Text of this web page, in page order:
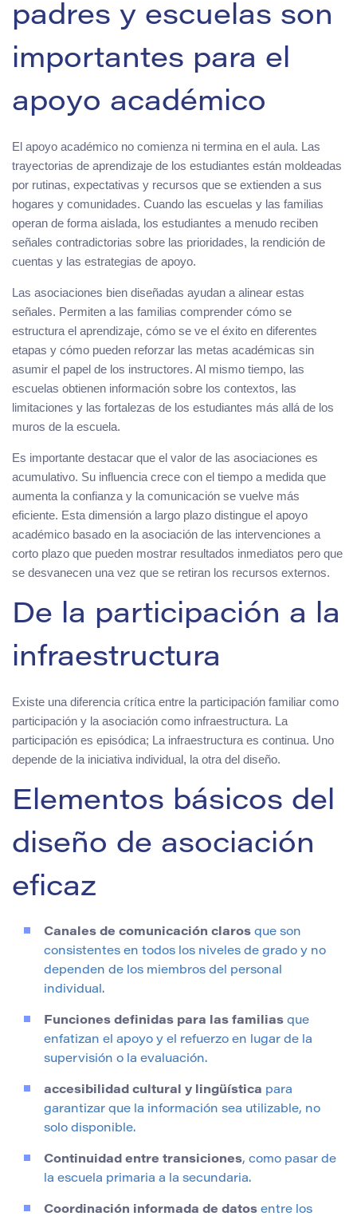
padres y escuelas son
importantes para el
apoyo académico
El apoyo académico no comienza ni termina en el aula. Las
trayectorias de aprendizaje de los estudiantes están moldeadas
por rutinas, expectativas y recursos que se extienden a sus
hogares y comunidades. Cuando las escuelas y las familias
operan de forma aislada, los estudiantes a menudo reciben
señales contradictorias sobre las prioridades, la rendición de
cuentas y las estrategias de apoyo.
Las asociaciones bien diseñadas ayudan a alinear estas
señales. Permiten a las familias comprender cómo se
estructura el aprendizaje, cómo se ve el éxito en diferentes
etapas y cómo pueden reforzar las metas académicas sin
asumir el papel de los instructores. Al mismo tiempo, las
escuelas obtienen información sobre los contextos, las
limitaciones y las fortalezas de los estudiantes más allá de los
muros de la escuela.
Es importante destacar que el valor de las asociaciones es
acumulativo. Su influencia crece con el tiempo a medida que
aumenta la confianza y la comunicación se vuelve más
eficiente. Esta dimensión a largo plazo distingue el apoyo
académico basado en la asociación de las intervenciones a
corto plazo que pueden mostrar resultados inmediatos pero que
se desvanecen una vez que se retiran los recursos externos.
De la participación a la
infraestructura
Existe una diferencia crítica entre la participación familiar como
participación y la asociación como infraestructura. La
participación es episódica; La infraestructura es continua. Uno
depende de la iniciativa individual, la otra del diseño.
Elementos básicos del
diseño de asociación
eficaz
Canales de comunicación claros que son
consistentes en todos los niveles de grado y no
dependen de los miembros del personal
individual.
Funciones definidas para las familias que
enfatizan el apoyo y el refuerzo en lugar de la
supervisión o la evaluación.
accesibilidad cultural y lingüística para
garantizar que la información sea utilizable, no
solo disponible.
Continuidad entre transiciones, como pasar de
la escuela primaria a la secundaria.
Coordinación informada de datos entre los